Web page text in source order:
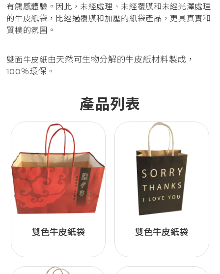
有觸感體驗。因此，未經處理、未經覆膜和未經光澤處理
的牛皮紙袋，比經過覆膜和加壓的紙袋產品，更具真實和
質樸的氛圍。
雙面牛皮紙由天然可生物分解的牛皮紙材料製成，
100％環保。
產品列表
雙色牛皮紙袋 雙色牛皮紙袋